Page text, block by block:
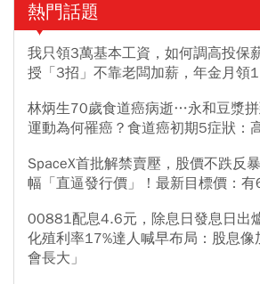
熱門話題
我只領3萬基本工資，如何調高投保
授「3招」不靠老闆加薪，年金月領
林炳生70歲食道癌病逝…永和豆漿
運動為何罹癌？食道癌初期5症狀：
SpaceX首批解禁賣壓，股價不跌反
幅「直逼發行價」！最新目標價：有
00881配息4.6元，除息日發息日出
化殖利率17%達人喊早布局：股息像
會長大」